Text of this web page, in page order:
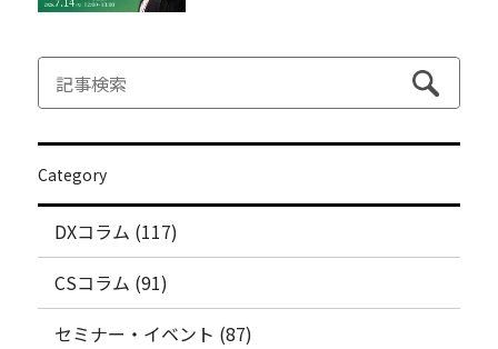
Category
DXコラム (117)
CSコラム (91)
セミナー・イベント (87)